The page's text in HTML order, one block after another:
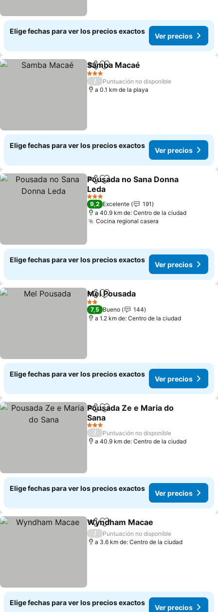
Elige fechas para ver los precios exactos
Ver precios
CompartirAgregar a favoritos
Samba Macaé
3 Estrellas
/
Puntuación no disponible
a 0.1 km de la playa
Elige fechas para ver los precios exactos
Ver precios
CompartirAgregar a favoritos
Pousada no Sana Donna
Leda
Ver precios
3 Estrellas
9,2 Excelente
191
a 40.9 km de: Centro de la ciudad
Cocina regional casera
Elige fechas para ver los precios exactos
Ver precios
CompartirAgregar a favoritos
Mel Pousada
2 Estrellas
7,5 Bueno
144
a 1.2 km de: Centro de la ciudad
Elige fechas para ver los precios exactos
Ver precios
CompartirAgregar a favoritos
Pousada Ze e Maria do
Sana
Ver precios
3 Estrellas
/
Puntuación no disponible
a 40.9 km de: Centro de la ciudad
Elige fechas para ver los precios exactos
Ver precios
CompartirAgregar a favoritos
Wyndham Macae
/
Puntuación no disponible
a 3.6 km de: Centro de la ciudad
Elige fechas para ver los precios exactos
Ver precios